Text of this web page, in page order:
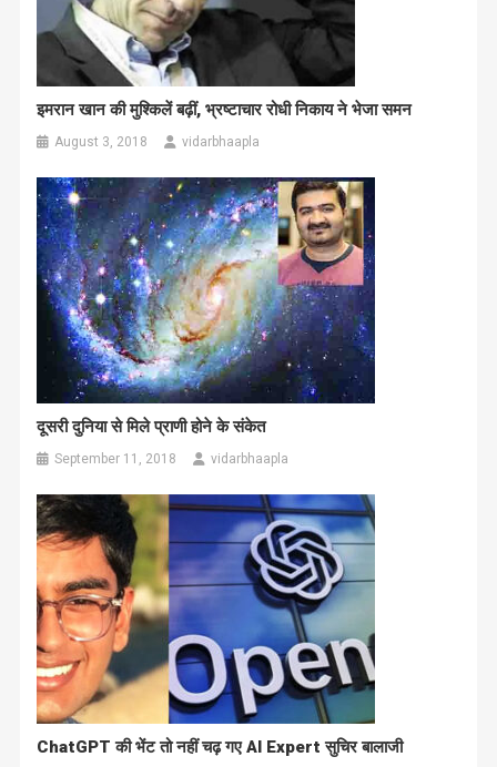
इमरान खान की मुश्किलें बढ़ीं, भ्रष्टाचार रोधी निकाय ने भेजा समन
August 3, 2018 vidarbhaapla
दूसरी दुनिया से मिले प्राणी होने के संकेत
September 11, 2018 vidarbhaapla
ChatGPT की भेंट तो नहीं चढ़ गए AI Expert सुचिर बालाजी